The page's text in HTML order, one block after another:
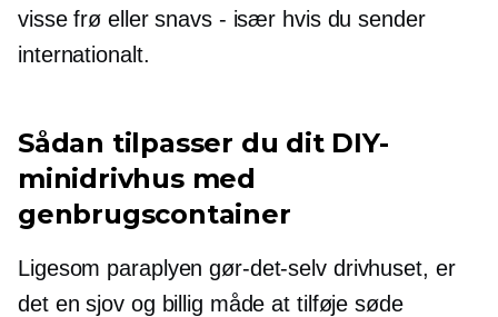
visse frø eller snavs - især hvis du sender
internationalt.
Sådan tilpasser du dit DIY-
minidrivhus med
genbrugscontainer
Ligesom paraplyen gør-det-selv drivhuset, er
det en sjov og billig måde at tilføje søde